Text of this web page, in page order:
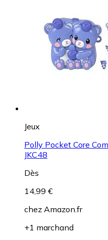
Jeux
Polly Pocket Core
JKC48
Dès
14,99 €
chez Amazon.fr
+1 marchand